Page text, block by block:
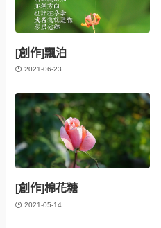
[創作]飄泊
2021-06-23
[創作]棉花糖
2021-05-14